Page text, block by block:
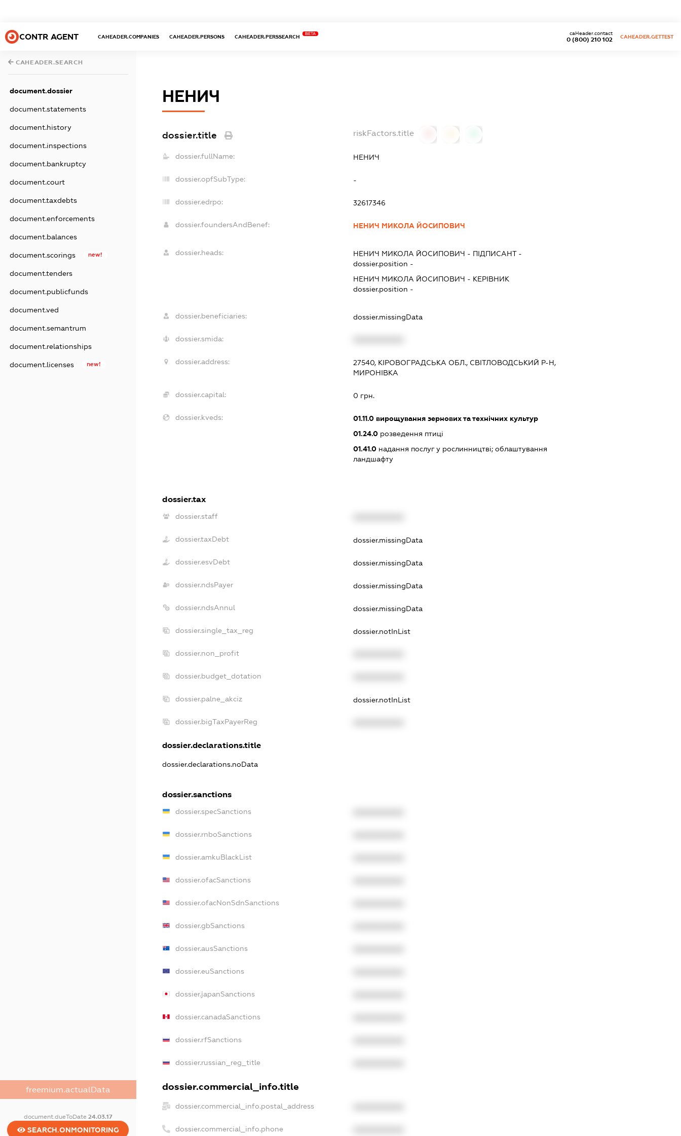
CONTR AGENT CAHEADER.COMPANIES CAHEADER.PERSONS CAHEADER.PERSSEARCH
BETA
0 (800) 210 102
caHeader.contact
CAHEADER.GETTEST
CAHEADER.SEARCH
document.dossier
document.statements
document.history
document.inspections
document.bankruptcy
document.court
document.taxdebts
document.enforcements
document.balances
document.scorings new!
document.tenders
document.publicfunds
document.ved
document.semantrum
document.relationships
document.licenses new!
freemium.actualData
document.dueToDate 24.03.17
SEARCH.ONMONITORING
НЕНИЧ
dossier.title riskFactors.title
dossier.fullName: НЕНИЧ
dossier.opfSubType: -
dossier.edrpo: 32617346
dossier.foundersAndBenef: НЕНИЧ МИКОЛА ЙОСИПОВИЧ
dossier.heads: НЕНИЧ МИКОЛА ЙОСИПОВИЧ - ПІДПИСАНТ-
dossier.position -
НЕНИЧ МИКОЛА ЙОСИПОВИЧ - КЕРІВНИК
dossier.position -
dossier.beneficiaries: dossier.missingData
dossier.smida:
dossier.address:
27540, КІРОВОГРАДСЬКА ОБЛ., СВІТЛОВОДСЬКИЙ Р-Н,
МИРОНІВКА
dossier.capital: 0 грн.
dossier.kveds: 01.11.0 вирощування зернових та технічних культур
01.24.0 розведення птиці
01.41.0 надання послуг у рослинництві; облаштування
ландшафту
dossier.tax
dossier.staff
dossier.taxDebt dossier.missingData
dossier.esvDebt dossier.missingData
dossier.ndsPayer dossier.missingData
dossier.ndsAnnul dossier.missingData
dossier.single_tax_reg dossier.notInList
dossier.non_profit
dossier.budget_dotation
dossier.palne_akciz dossier.notInList
dossier.bigTaxPayerReg
dossier.declarations.title
dossier.declarations.noData
dossier.sanctions
dossier.specSanctions
dossier.rnboSanctions
dossier.amkuBlackList
dossier.ofacSanctions
dossier.ofacNonSdnSanctions
dossier.gbSanctions
dossier.ausSanctions
dossier.euSanctions
dossier.japanSanctions
dossier.canadaSanctions
dossier.rfSanctions
dossier.russian_reg_title
dossier.commercial_info.title
dossier.commercial_info.postal_address
dossier.commercial_info.phone